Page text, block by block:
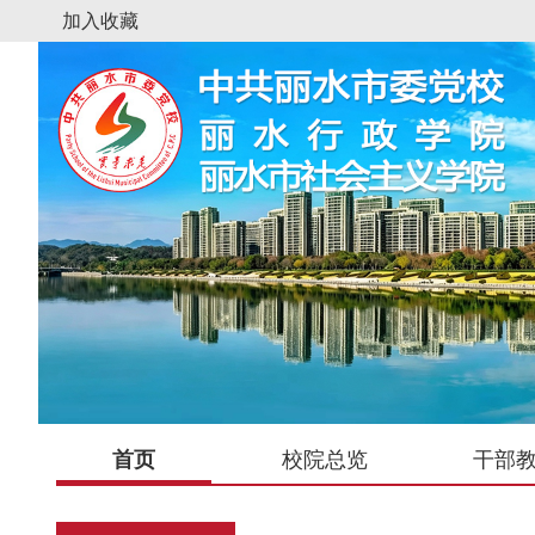
加入收藏
首页 校院总览 干部